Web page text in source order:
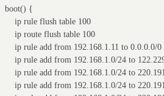
boot() {
    ip rule flush table 100
    ip route flush table 100
ip rule add from 192.168.1.11 to
ip rule add from 192.168.1.0/24 to
ip rule add from 192.168.1.0/24 to
ip rule add from 192.168.1.0/24 to